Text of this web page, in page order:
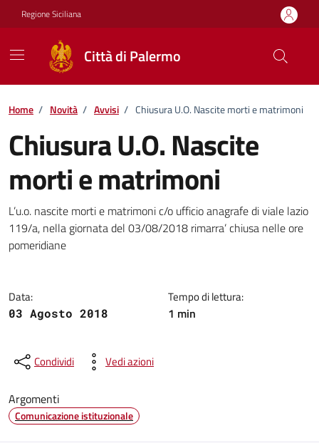
Vai ai contenuti
Vai al footer
Regione Siciliana
Città di Palermo
Home / Novità / Avvisi / Chiusura U.O. Nascite morti e matrimoni
Chiusura U.O. Nascite
morti e matrimoni
Dettagli della notizia
L’u.o. nascite morti e matrimoni c/o ufficio anagrafe di viale lazio
119/a, nella giornata del 03/08/2018 rimarra’ chiusa nelle ore
pomeridiane
Data:
03 Agosto 2018
Tempo di lettura:
1 min
Condividi Vedi azioni
Argomenti
Comunicazione istituzionale